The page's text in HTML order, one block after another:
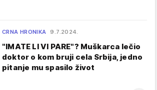
CRNA HRONIKA 9.7.2024.
"IMATE LI VI PARE"? Muškarca lečio
doktor o kom bruji cela Srbija, jedno
pitanje mu spasilo život